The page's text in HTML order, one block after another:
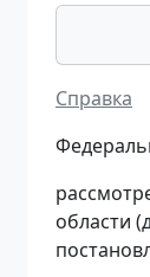
Справка
области